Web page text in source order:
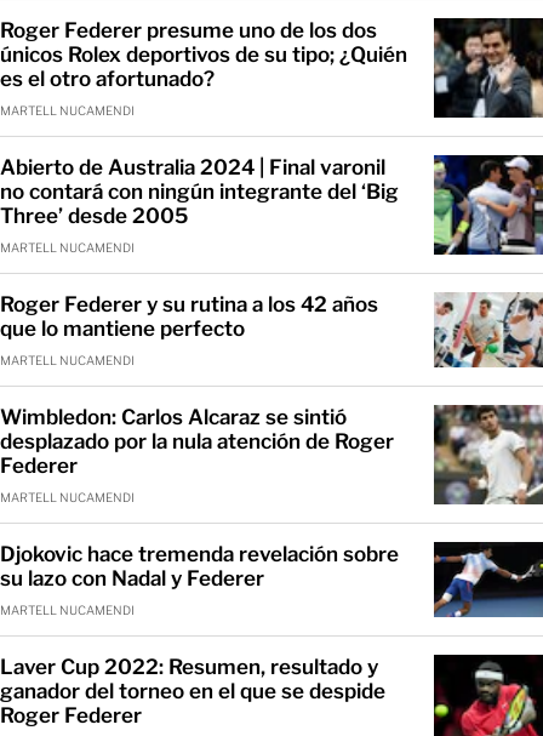
Roger Federer presume uno de los dos
únicos Rolex deportivos de su tipo; ¿Quién
es el otro afortunado?
MARTELL NUCAMENDI
Abierto de Australia 2024 | Final varonil
no contará con ningún integrante del ‘Big
Three’ desde 2005
MARTELL NUCAMENDI
Roger Federer y su rutina a los 42 años
que lo mantiene perfecto
MARTELL NUCAMENDI
Wimbledon: Carlos Alcaraz se sintió
desplazado por la nula atención de Roger
Federer
MARTELL NUCAMENDI
Djokovic hace tremenda revelación sobre
su lazo con Nadal y Federer
MARTELL NUCAMENDI
Laver Cup 2022: Resumen, resultado y
ganador del torneo en el que se despide
Roger Federer